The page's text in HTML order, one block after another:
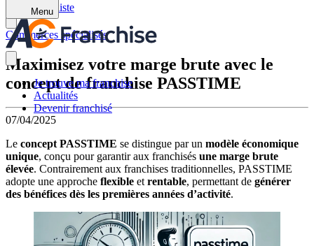
Menu
Je trouve ma franchise
Actualités
Devenir franchisé
Retour à la liste
Commerces spécialisés
Maximisez votre marge brute avec le
concept de franchise PASSTIME
07/04/2025
Le concept PASSTIME se distingue par un modèle économique
unique, conçu pour garantir aux franchisés une marge brute
élevée. Contrairement aux franchises traditionnelles, PASSTIME
adopte une approche flexible et rentable, permettant de générer
des bénéfices dès les premières années d’activité.